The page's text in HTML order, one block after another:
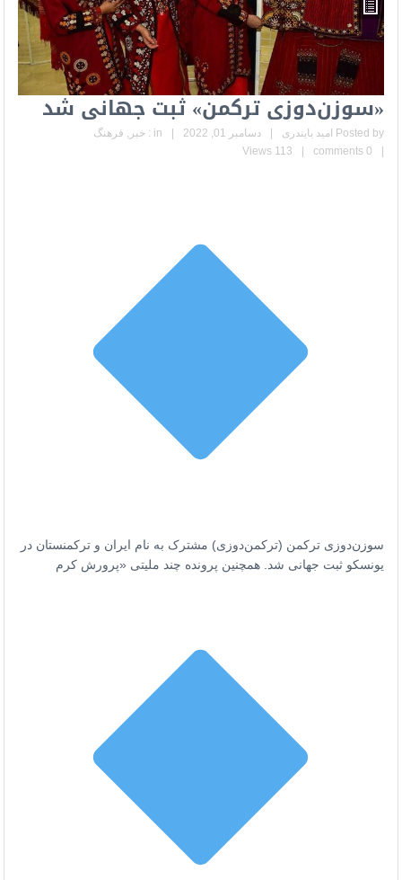
«سوزن‌دوزی ترکمن» ثبت جهانی شد
Posted by امید بایندری دسامبر 01, 2022 in : خبر , فرهنگ
0 comments
113 Views
سوزن‌دوزی ترکمن (ترکمن‌دوزی) مشترک به نام ایران و ترکمنستان در
یونسکو ثبت جهانی شد.همچنین پرونده چند ملیتی «پرورش کرم